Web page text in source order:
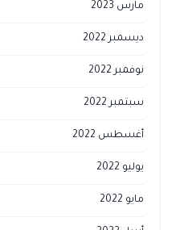
مارس 2023
ديسمبر 2022
نوفمبر 2022
سبتمبر 2022
أغسطس 2022
يوليو 2022
مايو 2022